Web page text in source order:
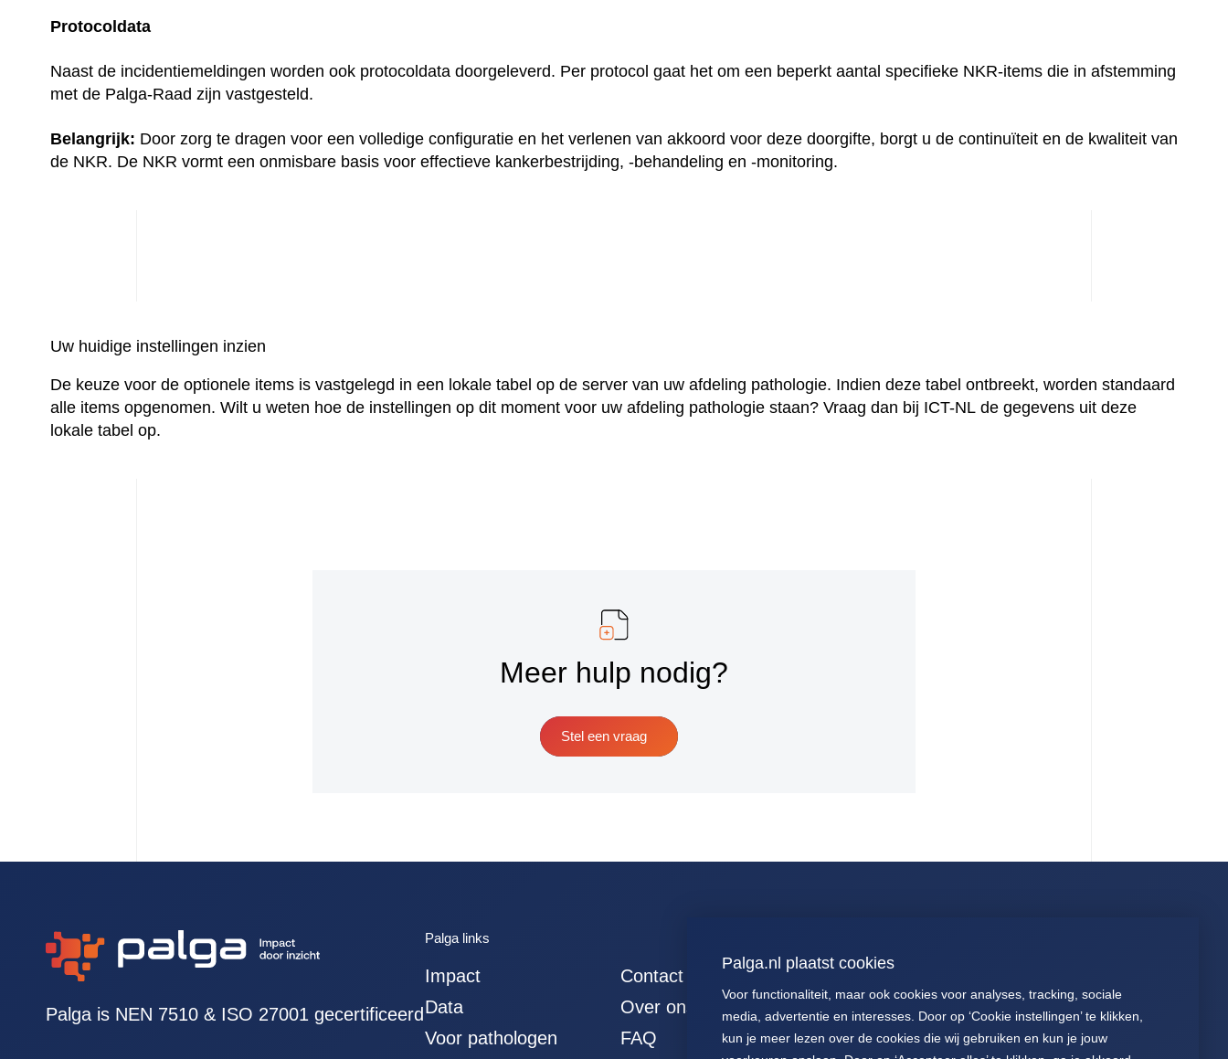
Palga.nl plaatst cookies
Voor functionaliteit, maar ook cookies voor analyses, tracking, sociale
media, advertentie en interesses. Door op ‘Cookie instellingen’ te klikken,
kun je meer lezen over de cookies die wij gebruiken en kun je jouw
Protocoldata
Naast de incidentiemeldingen worden ook protocoldata doorgeleverd. Per protocol gaat het om een beperkt aantal specifieke NKR-items die in afstemming
met de Palga-Raad zijn vastgesteld.
Belangrijk: Door zorg te dragen voor een volledige configuratie en het verlenen van akkoord voor deze doorgifte, borgt u de continuïteit en de kwaliteit van
de NKR. De NKR vormt een onmisbare basis voor effectieve kankerbestrijding, -behandeling en -monitoring.
Uw huidige instellingen inzien
De keuze voor de optionele items is vastgelegd in een lokale tabel op de server van uw afdeling pathologie. Indien deze tabel ontbreekt, worden standaard
alle items opgenomen. Wilt u weten hoe de instellingen op dit moment voor uw afdeling pathologie staan? Vraag dan bij ICT-NL de gegevens uit deze
lokale tabel op.
Meer hulp nodig?
Stel een vraag
Palga is NEN 7510 & ISO 27001 gecertificeerd
Palga links
Impact
Data
Voor pathologen
Contact
Over ons
FAQ
Voor patiënten
Jaarverslagen
stichting@palga.nl
KVK nr. 41197618